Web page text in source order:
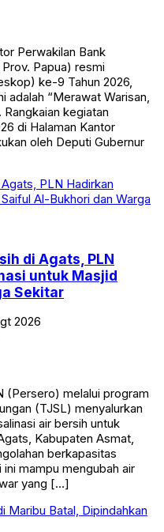
Perwakilan Bank
Papua) resmi
ke-9 Tahun 2026,
adalah “Merawat Warisan,
kegiatan
di Halaman Kantor
oleh Deputi Gubernur
di Agats, PLN
untuk Masjid
Sekitar
2026
(Persero) melalui program
(TJSL) menyalurkan
air bersih untuk
Kabupaten Asmat,
berkapasitas
mampu mengubah air
yang […]